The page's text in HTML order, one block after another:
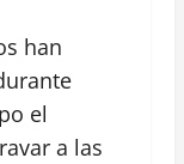
han
el
a las